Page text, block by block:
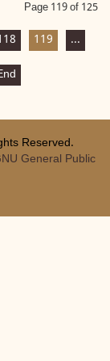
Page 119 of 125
119 ...
Reserved.
General Public